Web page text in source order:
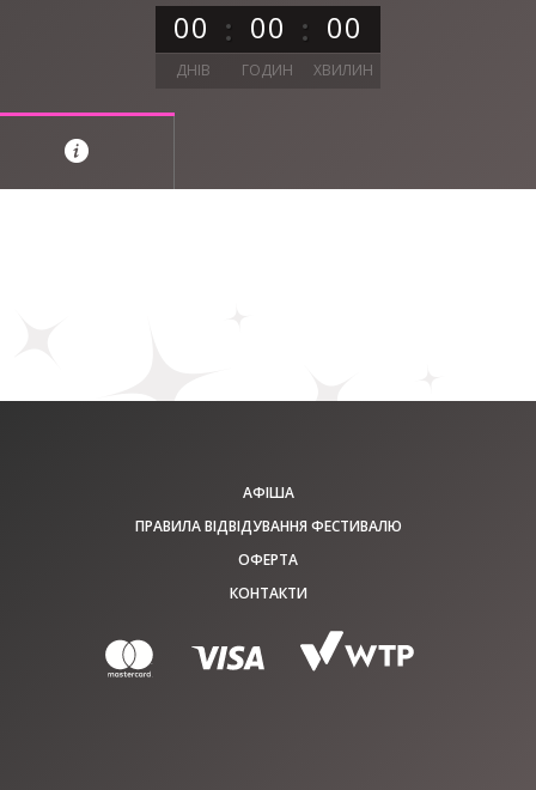
00 00 00
ДНІВ ГОДИН ХВИЛИН
АФІША
ПРАВИЛА ВІДВІДУВАННЯ ФЕСТИВАЛЮ
ОФЕРТА
КОНТАКТИ